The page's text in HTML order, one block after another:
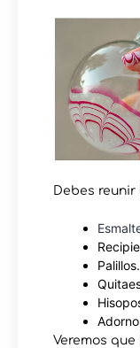
Debes
Palillos.
Veremos